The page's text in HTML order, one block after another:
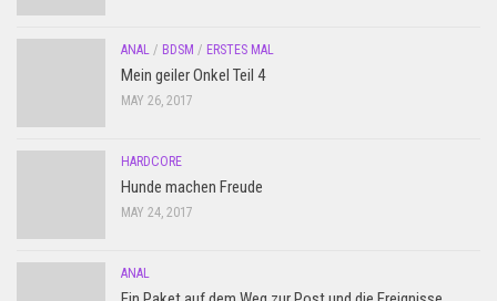
ANAL / BDSM / ERSTES MAL
Mein geiler Onkel Teil 4
MAY 26, 2017
HARDCORE
Hunde machen Freude
MAY 24, 2017
ANAL